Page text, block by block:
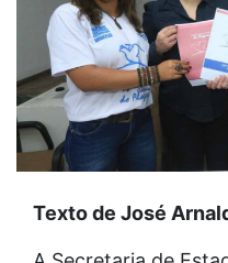
Texto de José